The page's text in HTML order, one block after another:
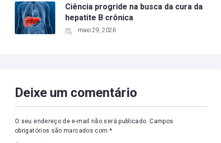
Ciência progride na busca da cura da
hepatite B crônica
maio 29, 2026
Deixe um comentário
O seu endereço de e-mail não será publicado. Campos
obrigatórios são marcados com *